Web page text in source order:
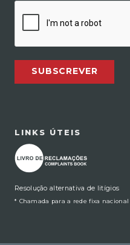
SUBSCREVER
LINKS ÚTEIS
Resolução alternativa de litígios
* Chamada para a rede fixa nacional